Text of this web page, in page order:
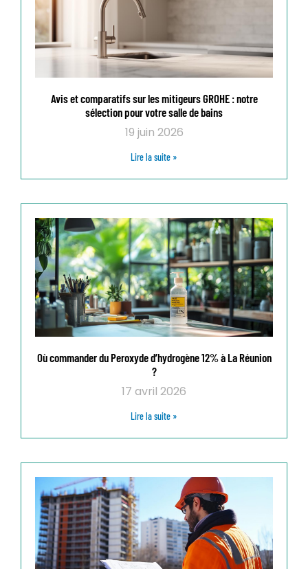
Avis et comparatifs sur les mitigeurs GROHE : notre
sélection pour votre salle de bains
19 juin 2026
Lire la suite »
Où commander du Peroxyde d’hydrogène 12% à La Réunion
?
17 avril 2026
Lire la suite »